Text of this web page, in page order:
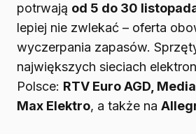
potrwają od 5 do 30
lepiej nie zwlekać – oferta
wyczerpania zapasów.
największych sieciach
Polsce: RTV Euro AGD,
Max Elektro, a także na